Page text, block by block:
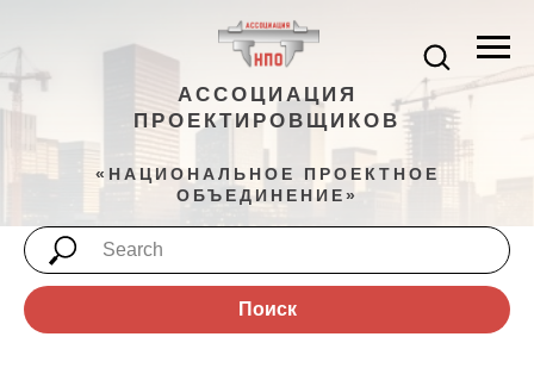
АССОЦИАЦИЯ
ПРОЕКТИРОВЩИКОВ
«НАЦИОНАЛЬНОЕ ПРОЕКТНОЕ
ОБЪЕДИНЕНИЕ»
Поиск